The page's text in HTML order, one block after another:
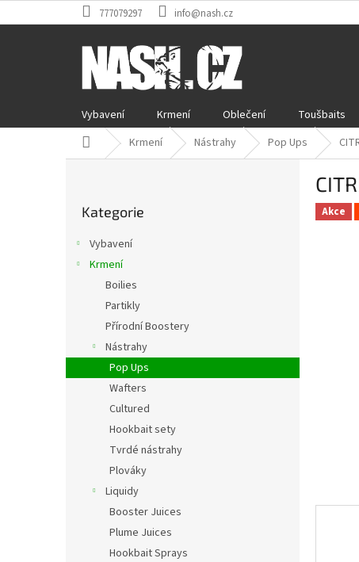
na
777079297 info@nash.cz
Vybavení Krmení Oblečení Toušbaits
Domů Krmení Nástrahy Pop Ups
n
e
kategorie
Kategorie
Vybavení
Krmení
Boilies
Partikly
Přírodní Boostery
Nástrahy
Pop Ups
Wafters
Cultured
Hookbait sety
Tvrdé nástrahy
Plováky
Liquidy
Booster Juices
Plume Juices
Hookbait Sprays
Akce